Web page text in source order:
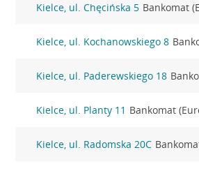
Kielce, ul. Chęcińska 5 Bankomat
Kielce, ul. Kochanowskiego 8
Kielce, ul. Paderewskiego 18
Kielce, ul. Planty 11 Bankomat
Kielce, ul. Radomska 20C